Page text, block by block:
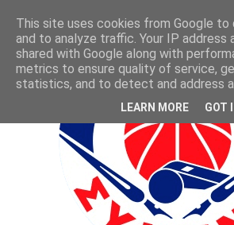
This site uses cookies from Google to
and to analyze traffic. Your IP address
shared with Google along with
metrics to ensure quality of service,
statistics, and to detect and address
LEARN MORE GOT